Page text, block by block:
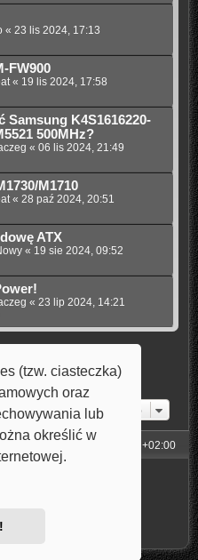
(tzw. ciasteczka)
oraz
lub
określić w
« 23 lis 2024, 17:13
FW900
« 19 lis 2024, 17:58
Samsung K4S1616220-
500MHz?
« 06 lis 2024, 21:49
M1710
« 28 paź 2024, 20:51
ATX
« 19 sie 2024, 09:52
« 23 lip 2024, 14:21
1 2 3 4 5 Następna
Przejdź do
UTC+02:00